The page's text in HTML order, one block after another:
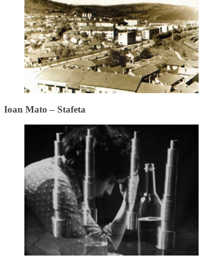
Ioan Mato – Stafeta